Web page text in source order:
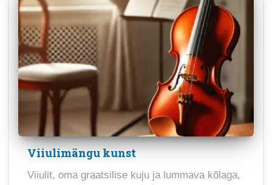
Viiulimängu kunst
Viiulit, oma graatsilise kuju ja lummava kõlaga,